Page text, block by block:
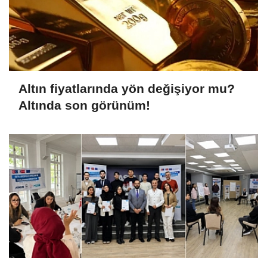
Altın fiyatlarında yön değişiyor mu?
Altında son görünüm!